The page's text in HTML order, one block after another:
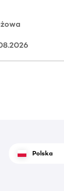
Polska